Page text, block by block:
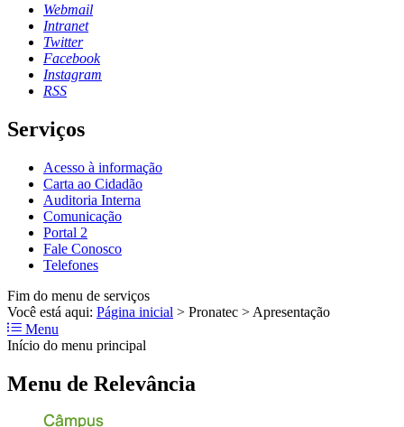
Webmail
Intranet
Twitter
Facebook
Instagram
RSS
Serviços
Acesso à informação
Carta ao Cidadão
Auditoria Interna
Comunicação
Portal 2
Fale Conosco
Telefones
Fim do menu de serviços
Você está aqui: Página inicial > Pronatec > Apresentação
Menu
Início do menu principal
Menu de Relevância